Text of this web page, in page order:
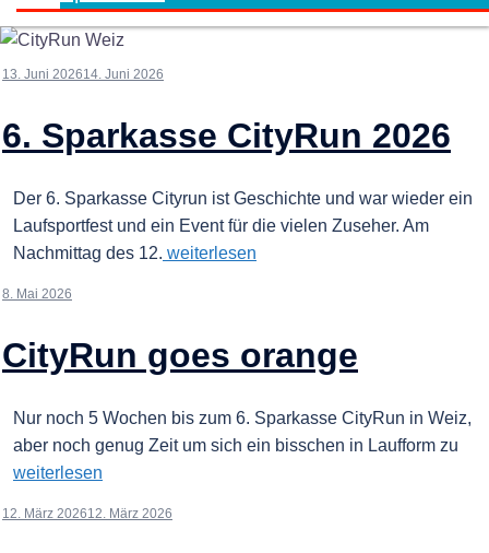
13. Juni 202614. Juni 2026
6. Sparkasse CityRun 2026
Der 6. Sparkasse Cityrun ist Geschichte und war wieder ein
Laufsportfest und ein Event für die vielen Zuseher. Am
Nachmittag des 12. weiterlesen
8. Mai 2026
CityRun goes orange
Nur noch 5 Wochen bis zum 6. Sparkasse CityRun in Weiz,
aber noch genug Zeit um sich ein bisschen in Laufform zu
weiterlesen
12. März 202612. März 2026